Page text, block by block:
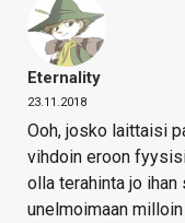
Eternality
23.11.2018
Ooh, josko laittaisi
vihdoin eroon
olla terahinta jo
unelmoimaan